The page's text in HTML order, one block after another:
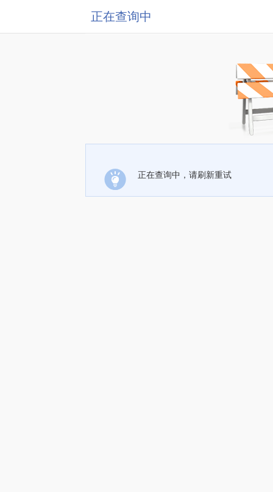
正在查询中
正在查询中，请刷新重试